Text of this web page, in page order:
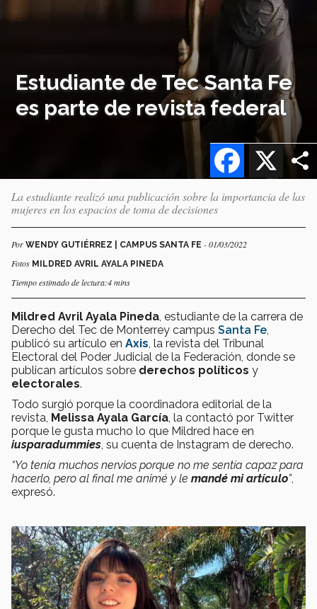
Estudiante de Tec Santa Fe
es parte de revista federal
X
Facebook
La estudiante realizó una publicación sobre la importancia de las
mujeres en los espacios de toma de decisiones
Por WENDY GUTIÉRREZ | CAMPUS SANTA FE - 01/03/2022
Fotos MILDRED AVRIL AYALA PINEDA
Tiempo estimado de lectura:4 mins
Mildred Avril Ayala Pineda , estudiante de la carrera de
Derecho del Tec de Monterrey campus Santa Fe
publicó su artículo en Axis , la revista del Tribunal
Electoral del Poder Judicial de la Federación, donde se
publican artículos sobre derechos políticos y
electorales.
Todo surgió porque la coordinadora editorial de la
revista, Melissa Ayala García , la contactó por Twitter
porque le gusta mucho lo que Mildred hace en
iusparadummies , su cuenta de Instagram de derecho.
“Yo tenía muchos nervios porque no me sentía capaz para
hacerlo, pero al final me animé y le mandé mi artículo”,
expresó.